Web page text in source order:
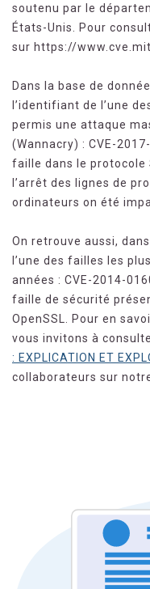
soutenu par le
États-Unis. Pour
sur https://
Dans la base de
l’identifiant de l’une
permis une attaque
(Wannacry) : CVE-
faille dans le protocole
l’arrêt des lignes de
ordinateurs on été
On retrouve aussi,
l’une des failles les
années : CVE-2014-
faille de sécurité
OpenSSL. Pour en
vous invitons à
: EXPLICATION ET
collaborateurs sur